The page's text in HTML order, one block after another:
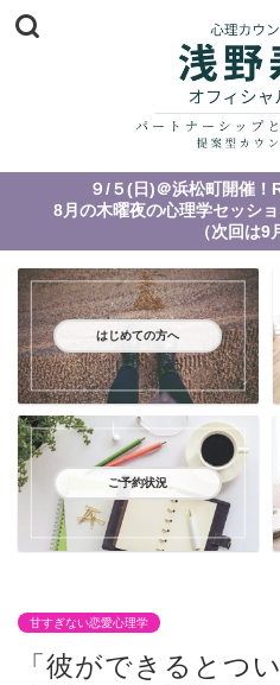
９/５(日)＠浜松町開催
8月の木曜夜の心理学セッシ
（次回は9
はじめての方へ
ご予約状況
甘すぎない恋愛心理学
「彼ができるとつ